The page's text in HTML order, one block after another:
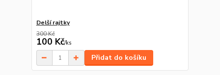
Delší rajtky
300 Kč
100 Kč/ks
Přidat do košíku